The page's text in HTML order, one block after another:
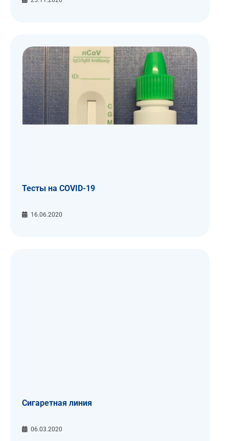
Тесты на COVID-19
16.06.2020
Сигаретная линия
06.03.2020